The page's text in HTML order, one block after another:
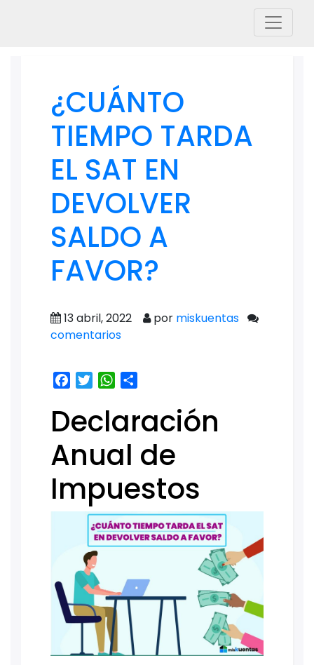
¿CUÁNTO
TIEMPO TARDA
EL SAT EN
DEVOLVER
SALDO A
FAVOR?
13 abril, 2022 por miskuentas
comentarios
Facebook
TwitterWhatsApp
Declaración
Anual de
Impuestos